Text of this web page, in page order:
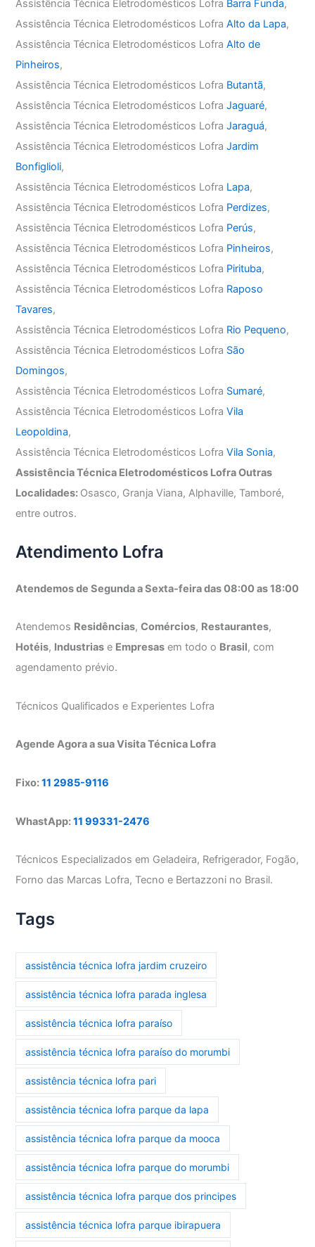
Assistência Técnica Eletrodomésticos Lofra Barra Funda,
Assistência Técnica Eletrodomésticos LofraAlto da Lapa,
Assistência Técnica Eletrodomésticos LofraAlto de
Pinheiros,
Assistência Técnica Eletrodomésticos Lofra Butantã,
Assistência Técnica Eletrodomésticos LofraJaguaré,
Assistência Técnica Eletrodomésticos LofraJaraguá,
Assistência Técnica Eletrodomésticos LofraJardim
Bonfiglioli,
Assistência Técnica Eletrodomésticos Lofra Lapa,
Assistência Técnica Eletrodomésticos Lofra Perdizes,
Assistência Técnica Eletrodomésticos Lofra Perús,
Assistência Técnica Eletrodomésticos Lofra Pinheiros,
Assistência Técnica Eletrodomésticos Lofra Pirituba,
Assistência Técnica Eletrodomésticos Lofra Raposo
Tavares,
Assistência Técnica Eletrodomésticos Lofra Rio Pequeno,
Assistência Técnica Eletrodomésticos Lofra São
Domingos,
Assistência Técnica Eletrodomésticos Lofra Sumaré,
Assistência Técnica Eletrodomésticos LofraVila
Leopoldina,
Assistência Técnica Eletrodomésticos LofraVila Sonia,
Assistência Técnica Eletrodomésticos Lofra Outras
Localidades: Osasco, Granja Viana, Alphaville, Tamboré,
entre outros.
Atendimento Lofra
Atendemos de Segunda a Sexta-feira das 08:00 as 18:00
Atendemos Residências,Comércios, Restaurantes,
Hotéis, Industrias e Empresas em todo o Brasil, com
agendamento prévio.
Técnicos Qualificados e Experientes Lofra
Agende Agora a sua Visita Técnica Lofra
Fixo:11 2985-9116
WhastApp:11 99331-2476
Técnicos Especializados em Geladeira, Refrigerador, Fogão,
Forno das Marcas Lofra, Tecno e Bertazzoni no Brasil.
Tags
assistência técnica lofra jardim cruzeiro
assistência técnica lofra parada inglesa
assistência técnica lofra paraíso
assistência técnica lofra paraíso do morumbi
assistência técnica lofra pari
assistência técnica lofra parque da lapa
assistência técnica lofra parque da mooca
assistência técnica lofra parque do morumbi
assistência técnica lofra parque dos principes
assistência técnica lofra parque ibirapuera